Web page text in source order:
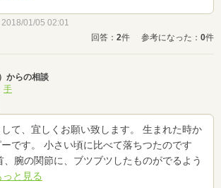
01/05 02:01
回答： 2件 参考になった： 0件
からの相談
手
て、宜しくお願い致します。 生まれた時か
です。 小さい頃に比べて落ちつたのです
、腕の関節に、ブツブツしたものがでるよう
っと見る